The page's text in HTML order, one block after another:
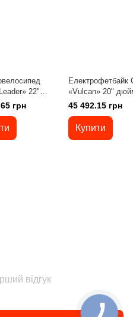
22"
22089 (1)
рама
1000W,
грн
Електрофетбайк
«Vulcan» 20"
70740 (1) рама
двигун 1200W, 2
акумулятори
2х48V18AH
45 492.15 грн
Купити
відгук